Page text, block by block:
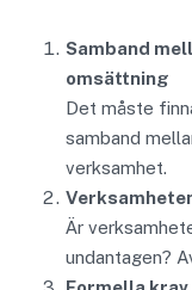
Samband
omsättning
Det måste
samband
verksamhet.
Är
undantagen?